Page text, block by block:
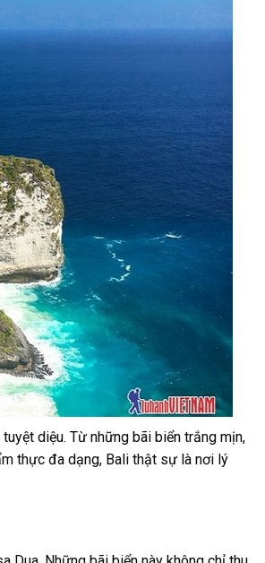
diệu. Từ những bãi biển trắng mịn,
thực đa dạng, Bali thật sự là nơi lý